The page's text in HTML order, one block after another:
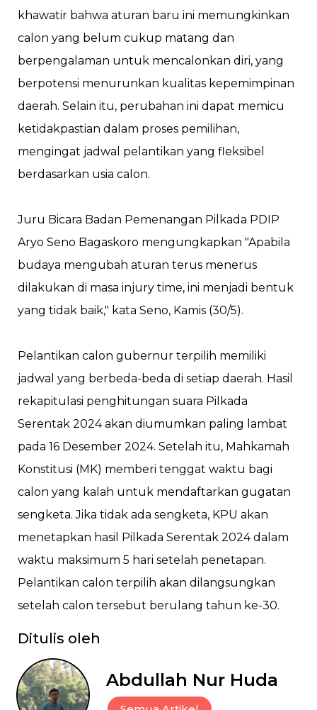
khawatir bahwa aturan baru ini memungkinkan
calon yang belum cukup matang dan
berpengalaman untuk mencalonkan diri, yang
berpotensi menurunkan kualitas kepemimpinan
daerah. Selain itu, perubahan ini dapat memicu
ketidakpastian dalam proses pemilihan,
mengingat jadwal pelantikan yang fleksibel
berdasarkan usia calon.
Juru Bicara Badan Pemenangan Pilkada PDIP
Aryo Seno Bagaskoro mengungkapkan "Apabila
budaya mengubah aturan terus menerus
dilakukan di masa injury time, ini menjadi bentuk
yang tidak baik," kata Seno, Kamis (30/5).
Pelantikan calon gubernur terpilih memiliki
jadwal yang berbeda-beda di setiap daerah. Hasil
rekapitulasi penghitungan suara Pilkada
Serentak 2024 akan diumumkan paling lambat
pada 16 Desember 2024. Setelah itu, Mahkamah
Konstitusi (MK) memberi tenggat waktu bagi
calon yang kalah untuk mendaftarkan gugatan
sengketa. Jika tidak ada sengketa, KPU akan
menetapkan hasil Pilkada Serentak 2024 dalam
waktu maksimum 5 hari setelah penetapan.
Pelantikan calon terpilih akan dilangsungkan
setelah calon tersebut berulang tahun ke-30.
Ditulis oleh
Abdullah Nur Huda